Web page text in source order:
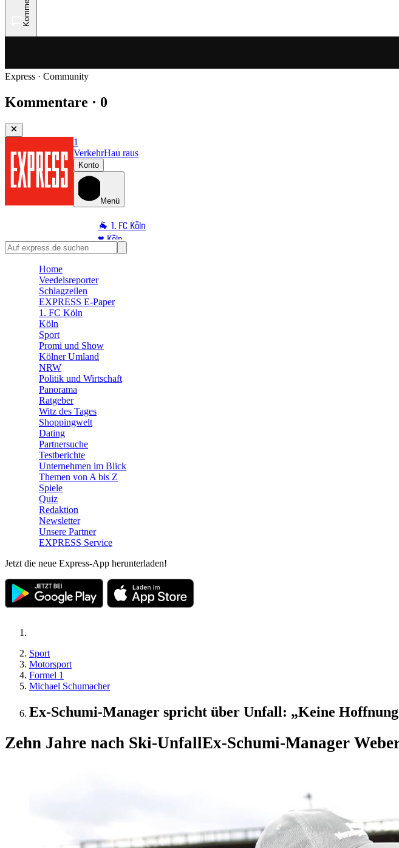
Express · Community
Kommentare · 0
1
VerkehrHau raus
Konto
Menü
🐐 1. FC Köln
♥️ Köln
⭐ Promi
🛒 Shoppingwelt
🧩 Spiele
Home
Veedelsreporter
Schlagzeilen
EXPRESS E-Paper
1. FC Köln
Köln
Sport
Promi und Show
Kölner Umland
NRW
Politik und Wirtschaft
Panorama
Ratgeber
Witz des Tages
Shoppingwelt
Dating
Partnersuche
Testberichte
Unternehmen im Blick
Themen von A bis Z
Spiele
Quiz
Redaktion
Newsletter
Unsere Partner
EXPRESS Service
Jetzt die neue Express-App herunterladen!
Sport
Motorsport
Formel 1
Michael Schumacher
Ex-Schumi-Manager spricht über Unfall: „Keine
Zehn Jahre nach Ski-UnfallEx-Schumi-Manager